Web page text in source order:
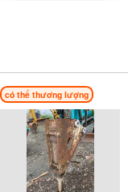
có thể thương lượng